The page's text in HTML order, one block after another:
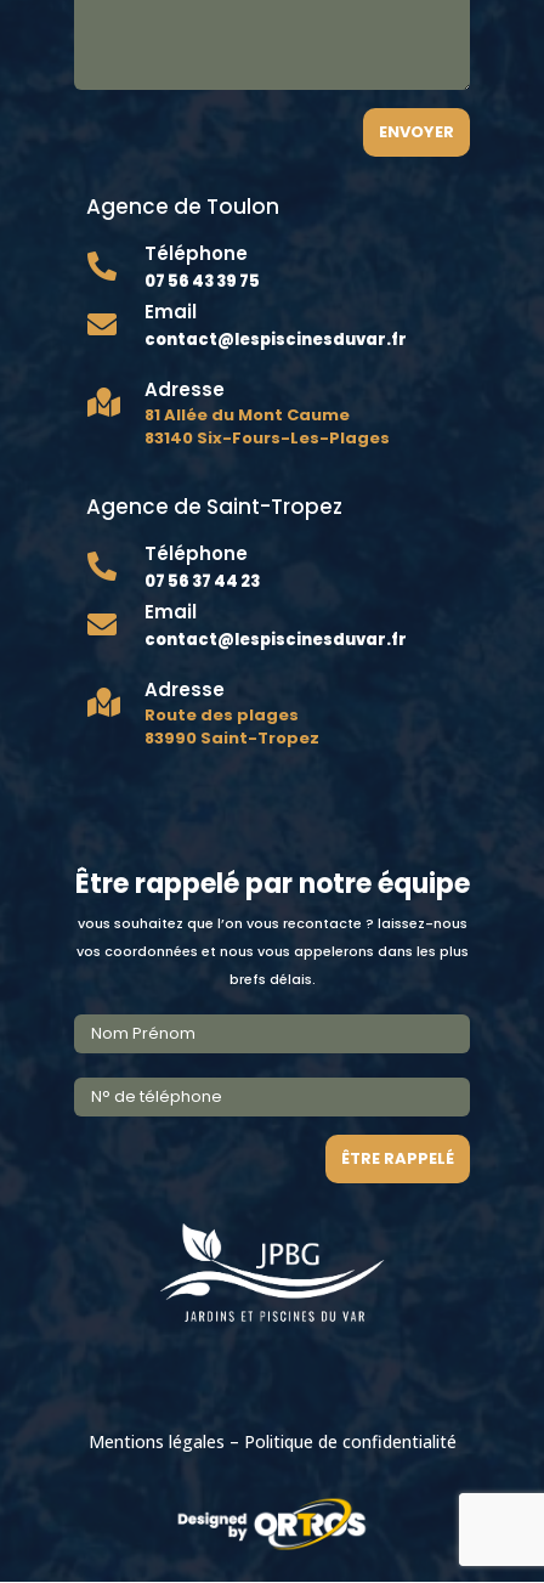
ENVOYER
Agence de Toulon
 Téléphone
07 56 43 39 75
 Email
contact@lespiscinesduvar.fr
 Adresse
81 Allée du Mont Caume
83140 Six-Fours-Les-Plages
Agence de Saint-Tropez
 Téléphone
07 56 37 44 23
 Email
contact@lespiscinesduvar.fr
 Adresse
Route des plages
83990 Saint-Tropez
Être rappelé par notre équipe
vous souhaitez que l’on vous recontacte ? laissez-nous
vos coordonnées et nous vous appelerons dans les plus
brefs délais.
ÊTRE RAPPELÉ
Mentions légales – Politique de confidentialité